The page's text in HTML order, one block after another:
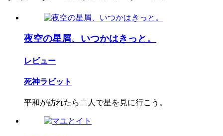
夜空の星屑、いつかはきっと。
レビュー
死神ラビット
平和が訪れたら二人で星を見に行こう。